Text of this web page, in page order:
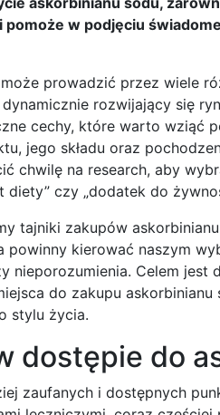
pomoże w podjęciu
prowadzić przez wiele
rozwijający się
cechy, które warto wziąć
jego składu oraz
chwilę na research, aby
diety” czy „dodatek do
tajniki zakupów
powinny kierować naszym
nieporozumienia. Celem
do zakupu
stylu życia.
dostępie do
zaufanych i dostępnych